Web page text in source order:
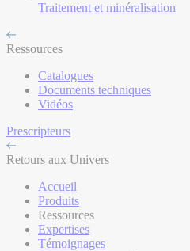
Traitement et minéralisation
Ressources
Catalogues
Documents techniques
Vidéos
Prescripteurs
Retours aux Univers
Accueil
Produits
Ressources
Expertises
Témoignages